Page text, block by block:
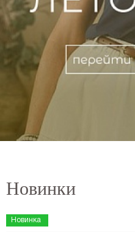
Новинки
Новинка